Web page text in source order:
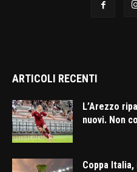
ARTICOLI RECENTI
L’Arezzo
nuovi. Non
Coppa